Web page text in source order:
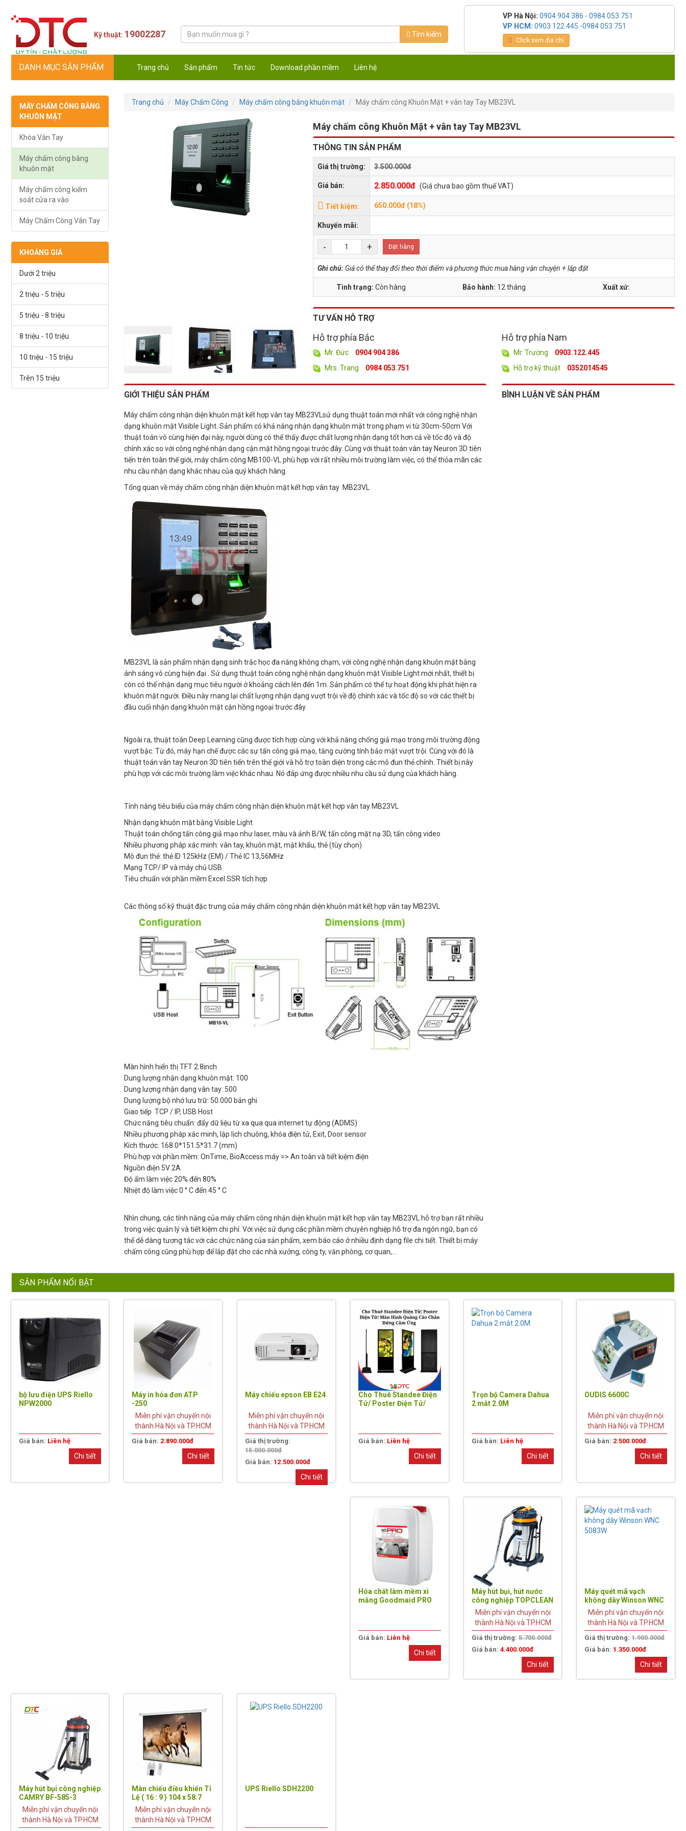
Kỹ thuật: 19002287 Tìm kiếm
VP Hà Nội: 0904 904 386 - 0984 053 751
VP HCM: 0903 122 445 -0984 053 751
Click xem địa chỉ
DANH MỤC SẢN PHẨM Trang chủ Sản phẩm Tin tức Download phần mềm Liên hệ
MÁY CHẤM CÔNG BẰNG
KHUÔN MẶT
Khóa Vân Tay
Máy chấm công bằng
khuôn mặt
Máy chấm công kiểm
soát cửa ra vào
Máy Chấm Công Vân Tay
KHOẢNG GIÁ
Dưới 2 triệu
2 triệu - 5 triệu
5 triệu - 8 triệu
8 triệu - 10 triệu
10 triệu - 15 triệu
Trên 15 triệu
Trang chủ Máy Chấm Công Máy chấm công bằng khuôn mặt Máy chấm công Khuôn Mặt + vân tay Tay MB23VL
Máy chấm công Khuôn Mặt + vân tay Tay MB23VL
THÔNG TIN SẢN PHẨM
Giá thị trường: 3.500.000đ
Giá bán: 2.850.000đ (Giá chưa bao gồm thuế VAT)
Tiết kiệm: 650.000đ (18%)
Khuyến mãi:
- + Đặt hàng
Ghi chú: Giá có thể thay đổi theo thời điểm và phương thức mua hàng vận chuyện + lắp đặt
Tình trạng:Còn hàng Bảo hành: 12 tháng Xuất xứ:
TƯ VẤN HỖ TRỢ
Hỗ trợ phía Bắc
Mr. Đức
0904 904 386
Mrs. Trang
0984 053 751
Hỗ trợ phía Nam
Mr. Trường
0903.122.445
Hỗ trợ kỹ thuật
0352014545
GIỚI THIỆU SẢN PHẨM
Máy chấm công nhận diện khuôn mặt kết hợp vân tay MB23VLsử dụng thuật toán mới nhất với công nghệ nhận
dạng khuôn mặt Visible Light. Sản phẩm có khả năng nhận dạng khuôn mặt trong phạm vi từ 30cm-50cm Với
thuật toán vô cùng hiện đại này, người dùng có thể thấy được chất lượng nhận dạng tốt hơn cả về tốc độ và độ
chính xác so với công nghệ nhận dạng cận mặt hồng ngoại trước đây. Cùng với thuật toán vân tay Neuron 3D tiên
tiến trên toàn thế giới, máy chấm công MB100-VL phù hợp với rất nhiều môi trường làm việc, có thể thỏa mãn các
nhu cầu nhận dạng khác nhau của quý khách hàng.
Tổng quan về máy chấm công nhận diện khuôn mặt kết hợp vân tay MB23VL
MB23VL là sản phẩm nhận dạng sinh trắc học đa năng không chạm, với công nghệ nhận dạng khuôn mặt bằng
ánh sáng vô cùng hiện đại . Sử dụng thuật toán công nghệ nhận dạng khuôn mặt Visible Light mới nhất, thiết bị
còn có thể nhận dạng mục tiêu người ở khoảng cách lên đến 1m. Sản phẩm có thể tự hoạt động khi phát hiện ra
khuôn mặt người. Điều này mang lại chất lượng nhận dạng vượt trội về độ chính xác và tốc độ so với các thiết bị
đầu cuối nhận dạng khuôn mặt cận hồng ngoại trước đây.
Ngoài ra, thuật toán Deep Learning cũng được tích hợp cùng với khả năng chống giả mạo trong môi trường động
vượt bậc. Từ đó, máy hạn chế được các sự tấn công giả mạo, tăng cường tính bảo mật vượt trội. Cùng với đó là
thuật toán vân tay Neuron 3D tiên tiến trên thế giới và hỗ trợ toàn diện trong các mô đun thẻ chính. Thiết bị này
phù hợp với các môi trường làm việc khác nhau. Nó đáp ứng được nhiều nhu cầu sử dụng của khách hàng.
Tính năng tiêu biểu của máy chấm công nhận diện khuôn mặt kết hợp vân tay MB23VL
Nhận dạng khuôn mặt bằng Visible Light
Thuật toán chống tấn công giả mạo như laser, màu và ảnh B/W, tấn công mặt nạ 3D, tấn công video
Nhiều phương pháp xác minh: vân tay, khuôn mặt, mật khẩu, thẻ (tùy chọn)
Mô đun thẻ: thẻ ID 125kHz (EM) / Thẻ IC 13,56MHz
Mạng TCP/ IP và máy chủ USB
Tiêu chuẩn với phần mềm Excel SSR tích hợp
Các thông số kỹ thuật đặc trưng của máy chấm công nhận diện khuôn mặt kết hợp vân tay MB23VL
Màn hình hiển thị TFT 2.8inch
Dung lượng nhận dạng khuôn mặt: 100
Dung lượng nhận dạng vân tay: 500
Dung lượng bộ nhớ lưu trữ: 50.000 bản ghi
Giao tiếp TCP / IP, USB Host
Chức năng tiêu chuẩn: đẩy dữ liệu từ xa qua qua internet tự động (ADMS)
Nhiều phương pháp xác minh, lập lịch chuông, khóa điện tử, Exit, Door sensor
Kích thước: 168.0*151.5*31.7 (mm)
Phù hợp với phần mềm: OnTime, BioAccess máy => An toàn và tiết kiệm điện
Nguồn điện 5V 2A
Độ ẩm làm việc 20% đến 80%
Nhiệt độ làm việc 0 ° C đến 45 ° C
Nhìn chung, các tính năng của máy chấm công nhận diện khuôn mặt kết hợp vân tay MB23VL hỗ trợ bạn rất nhiều
trong việc quản lý và tiết kiệm chi phí. Với việc sử dụng các phần mềm chuyên nghiệp hỗ trợ đa ngôn ngữ, bạn có
thể dễ dàng tương tác với các chức năng của sản phẩm, xem báo cáo ở nhiều định dạng file chi tiết. Thiết bị máy
chấm công cũng phù hợp để lắp đặt cho các nhà xưởng, công ty, văn phòng, cơ quan,...
BÌNH LUẬN VỀ SẢN PHẨM
SẢN PHẨM NỔI BẬT
bộ lưu điện UPS Riello
NPW2000
Giá bán: Liên hệ
Chi tiết
Máy in hóa đơn ATP
-250
Miễn phí vận chuyển nội
thành Hà Nội và TP.HCM
Giá bán: 2.890.000đ
Chi tiết
Máy chiếu epson EB E24
Miễn phí vận chuyển nội
thành Hà Nội và TP.HCM
Giá thị trường:
15.000.000đ
Giá bán: 12.500.000đ
Chi tiết
Cho Thuê Standee Điện
Tử/ Poster Điện Tử/
Hà Nội
Giá bán: Liên hệ
Chi tiết
Trọn bộ Camera Dahua
2 mắt 2.0M
Giá bán: Liên hệ
Chi tiết
OUDIS 6600C
Miễn phí vận chuyển nội
thành Hà Nội và TP.HCM
Giá bán: 2.500.000đ
Chi tiết
Hóa chất làm mềm xi
măng Goodmaid PRO
Giá bán: Liên hệ
Chi tiết
Máy hút bụi, hút nước
công nghiệp TOPCLEAN
TC 70S ( 2 Mortor
2400W)
Miễn phí vận chuyển nội
thành Hà Nội và TP.HCM
Giá thị trường:5.700.000đ
Giá bán: 4.400.000đ
Chi tiết
22%
Máy quét mã vạch
không dây Winson WNC
5083W
Miễn phí vận chuyển nội
thành Hà Nội và TP.HCM
Giá thị trường:1.900.000đ
Giá bán: 1.350.000đ
Chi tiết
28%
Máy hút bụi công nghiệp
CAMRY BF-585-3
Miễn phí vận chuyển nội
thành Hà Nội và TP.HCM
Màn chiếu điều khiển Tỉ
Lệ ( 16 : 9 ) 104 x 58.7
(120”) 2m64 x 1m49
Miễn phí vận chuyển nội
thành Hà Nội và TP.HCM
UPS Riello SDH2200